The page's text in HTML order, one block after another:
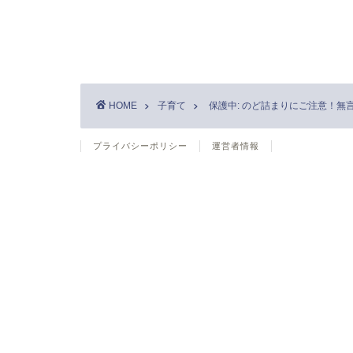
HOME 子育て 保護中: のど詰まりにご注意！無
プライバシーポリシー 運営者情報